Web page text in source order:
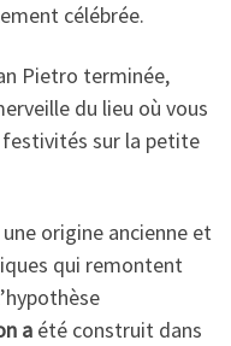
célébrée.
Pietro terminée,
du lieu où vous
sur la petite
origine ancienne et
qui remontent
a été construit dans